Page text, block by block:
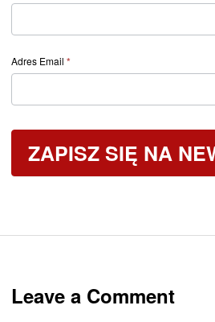
post
Dywidendowy
Adres Email *
ZAPISZ SIĘ NA
Leave a Comment